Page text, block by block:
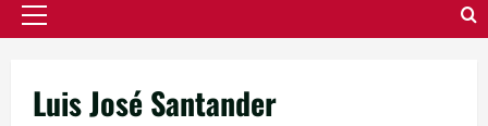
Luis José Santander